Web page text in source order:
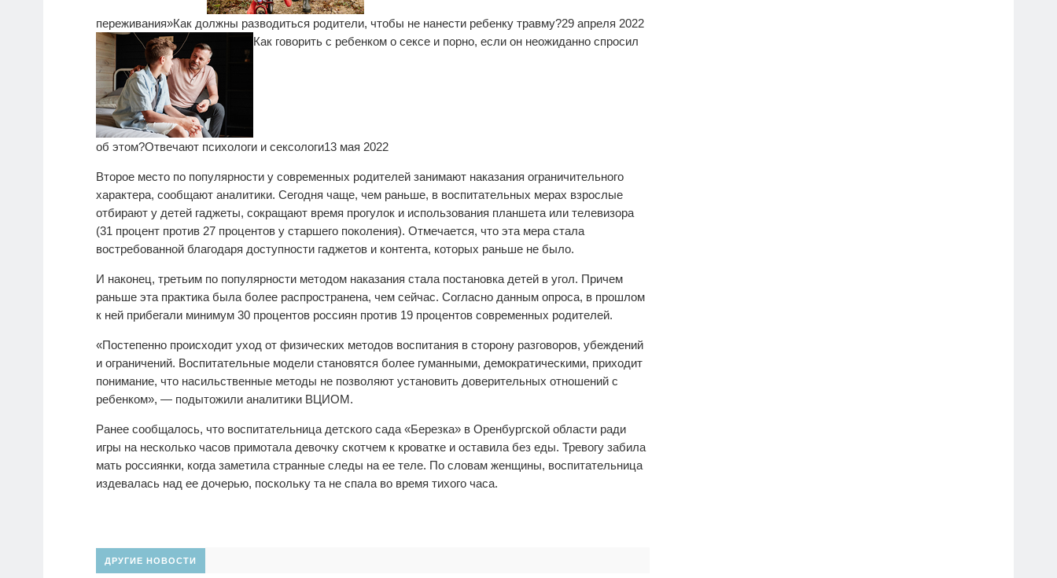
переживания»Как должны разводиться родители, чтобы не нанести ребенку травму?29 апреля 2022
Как говорить с ребенком о сексе и порно, если он неожиданно спросил
об этом?Отвечают психологи и сексологи13 мая 2022
Второе место по популярности у современных родителей занимают наказания ограничительного
характера, сообщают аналитики. Сегодня чаще, чем раньше, в воспитательных мерах взрослые
отбирают у детей гаджеты, сокращают время прогулок и использования планшета или телевизора
(31 процент против 27 процентов у старшего поколения). Отмечается, что эта мера стала
востребованной благодаря доступности гаджетов и контента, которых раньше не было.
И наконец, третьим по популярности методом наказания стала постановка детей в угол. Причем
раньше эта практика была более распространена, чем сейчас. Согласно данным опроса, в прошлом
к ней прибегали минимум 30 процентов россиян против 19 процентов современных родителей.
«Постепенно происходит уход от физических методов воспитания в сторону разговоров, убеждений
и ограничений. Воспитательные модели становятся более гуманными, демократическими, приходит
понимание, что насильственные методы не позволяют установить доверительных отношений с
ребенком», — подытожили аналитики ВЦИОМ.
Ранее сообщалось, что воспитательница детского сада «Березка» в Оренбургской области ради
игры на несколько часов примотала девочку скотчем к кроватке и оставила без еды. Тревогу забила
мать россиянки, когда заметила странные следы на ее теле. По словам женщины, воспитательница
издевалась над ее дочерью, поскольку та не спала во время тихого часа.
ДРУГИЕ НОВОСТИ